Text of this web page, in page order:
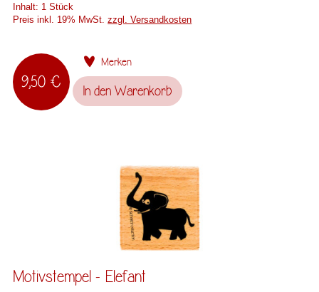
Inhalt: 1 Stück
Preis inkl. 19% MwSt.zzgl. Versandkosten
9,50 €
Merken
In den Warenkorb
Motivstempel - Elefant